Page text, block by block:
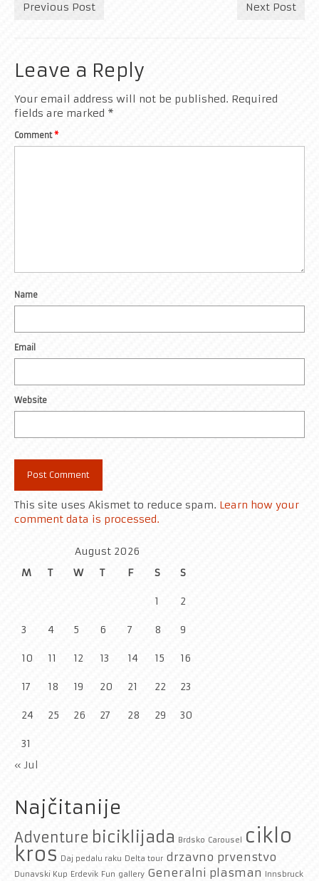
Previous Post Next Post
Leave a Reply
Your email address will not be published. Required
fields are marked *
Comment*
Name
Email
Website
This site uses Akismet to reduce spam. Learn how your
comment data is processed.
August 2026
M
T W T F S S
1 2
3 4 5 6 7 8 9
10 11 12 13 14 15 16
17 18 19 20 21 22 23
24 25 26 27 28 29 30
31
« Jul
Najčitanije
Adventure biciklijada Brdsko Carousel ciklo
kros Daj pedalu raku Delta tour drzavno prvenstvo
Dunavski Kup Erdevik Fun gallery Generalni plasman
Innsbruck